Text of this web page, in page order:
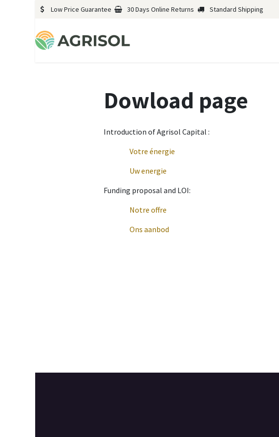
Low Price Guarantee 30 Days Online Returns Standard Shipping
Dowload page
Introduction of Agrisol Capital :
​​Votre énergie
​Uw energie
Funding proposal and LOI:​​
​Notre offre
​Ons aanbod